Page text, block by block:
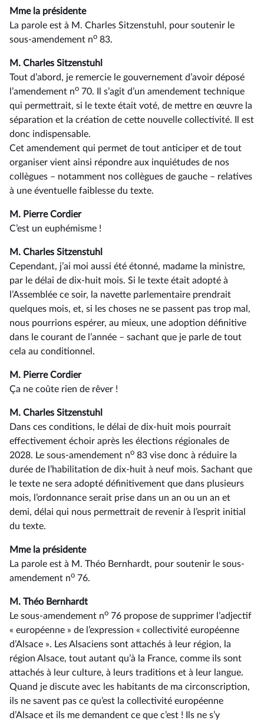
Mme la présidente
La parole est à M. Charles Sitzenstuhl, pour soutenir le
sous-amendement no 83.
M. Charles Sitzenstuhl
Tout d’abord, je remercie le gouvernement d’avoir déposé
l’amendement no 70. Il s’agit d’un amendement technique
qui permettrait, si le texte était voté, de mettre en œuvre la
séparation et la création de cette nouvelle collectivité. Il est
donc indispensable.
Cet amendement qui permet de tout anticiper et de tout
organiser vient ainsi répondre aux inquiétudes de nos
collègues –⁠ notamment nos collègues de gauche – relatives
à une éventuelle faiblesse du texte.
M. Pierre Cordier
C’est un euphémisme !
M. Charles Sitzenstuhl
Cependant, j’ai moi aussi été étonné, madame la ministre,
par le délai de dix-huit mois. Si le texte était adopté à
l’Assemblée ce soir, la navette parlementaire prendrait
quelques mois, et, si les choses ne se passent pas trop mal,
nous pourrions espérer, au mieux, une adoption définitive
dans le courant de l’année –⁠ sachant que je parle de tout
cela au conditionnel.
M. Pierre Cordier
Ça ne coûte rien de rêver !
M. Charles Sitzenstuhl
Dans ces conditions, le délai de dix-huit mois pourrait
effectivement échoir après les élections régionales de
2028. Le sous-amendement no 83 vise donc à réduire la
durée de l’habilitation de dix-huit à neuf mois. Sachant que
le texte ne sera adopté définitivement que dans plusieurs
mois, l’ordonnance serait prise dans un an ou un an et
demi, délai qui nous permettrait de revenir à l’esprit initial
du texte.
Mme la présidente
La parole est à M. Théo Bernhardt, pour soutenir le sous-
amendement no 76.
M. Théo Bernhardt
Le sous-amendement no 76 propose de supprimer l’adjectif
« européenne » de l’expression « collectivité européenne
d’Alsace ». Les Alsaciens sont attachés à leur région, la
région Alsace, tout autant qu’à la France, comme ils sont
attachés à leur culture, à leurs traditions et à leur langue.
Quand je discute avec les habitants de ma circonscription,
ils ne savent pas ce qu’est la collectivité européenne
d’Alsace et ils me demandent ce que c’est ! Ils ne s’y